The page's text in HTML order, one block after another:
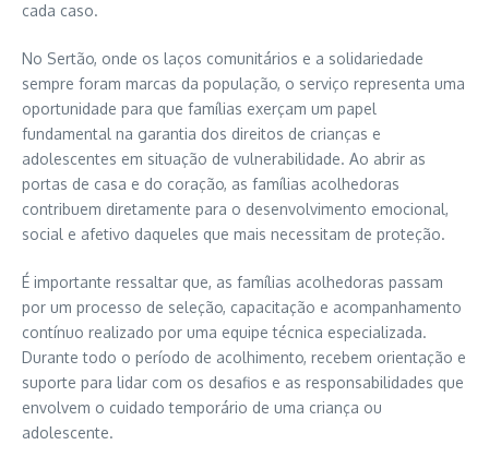
cada caso.
No Sertão, onde os laços comunitários e a solidariedade
sempre foram marcas da população, o serviço representa uma
oportunidade para que famílias exerçam um papel
fundamental na garantia dos direitos de crianças e
adolescentes em situação de vulnerabilidade. Ao abrir as
portas de casa e do coração, as famílias acolhedoras
contribuem diretamente para o desenvolvimento emocional,
social e afetivo daqueles que mais necessitam de proteção.
É importante ressaltar que, as famílias acolhedoras passam
por um processo de seleção, capacitação e acompanhamento
contínuo realizado por uma equipe técnica especializada.
Durante todo o período de acolhimento, recebem orientação e
suporte para lidar com os desafios e as responsabilidades que
envolvem o cuidado temporário de uma criança ou
adolescente.